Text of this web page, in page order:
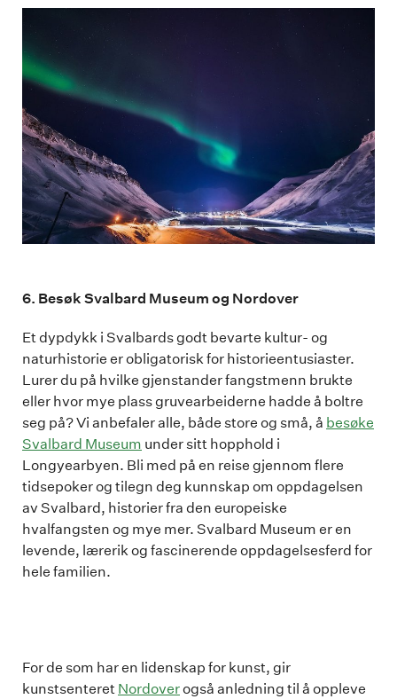
6. Besøk Svalbard Museum og Nordover
Et dypdykk i Svalbards godt bevarte kultur- og
naturhistorie er obligatorisk for historieentusiaster.
Lurer du på hvilke gjenstander fangstmenn brukte
eller hvor mye plass gruvearbeiderne hadde å boltre
seg på? Vi anbefaler alle, både store og små, å besøke
Svalbard Museum under sitt hopphold i
Longyearbyen. Bli med på en reise gjennom flere
tidsepoker og tilegn deg kunnskap om oppdagelsen
av Svalbard, historier fra den europeiske
hvalfangsten og mye mer. Svalbard Museum er en
levende, lærerik og fascinerende oppdagelsesferd for
hele familien.
For de som har en lidenskap for kunst, gir
kunstsenteret Nordoverogså anledning til å oppleve